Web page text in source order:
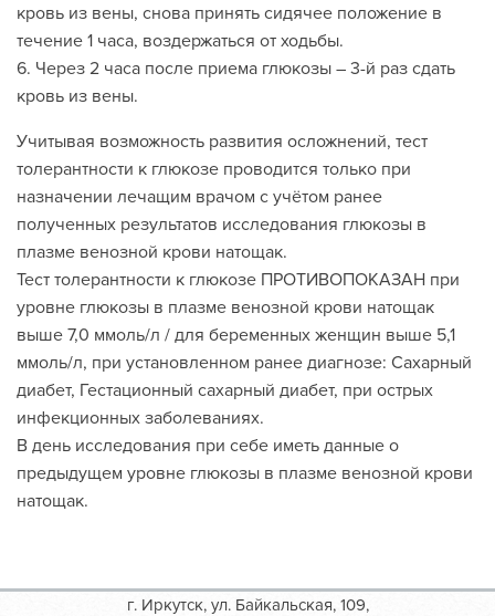
кровь из вены, снова принять сидячее положение в
течение 1 часа, воздержаться от ходьбы.
6. Через 2 часа после приема глюкозы – 3-й раз сдать
кровь из вены.
Учитывая возможность развития осложнений, тест
толерантности к глюкозе проводится только при
назначении лечащим врачом с учётом ранее
полученных результатов исследования глюкозы в
плазме венозной крови натощак.
Тест толерантности к глюкозе ПРОТИВОПОКАЗАН при
уровне глюкозы в плазме венозной крови натощак
выше 7,0 ммоль/л / для беременных женщин выше 5,1
ммоль/л, при установленном ранее диагнозе: Сахарный
диабет, Гестационный сахарный диабет, при острых
инфекционных заболеваниях.
В день исследования при себе иметь данные о
предыдущем уровне глюкозы в плазме венозной крови
натощак.
г. Иркутск, ул. Байкальская, 109,